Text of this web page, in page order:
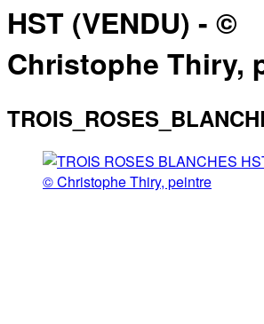
HST (VENDU) - ©
Christophe Thiry,